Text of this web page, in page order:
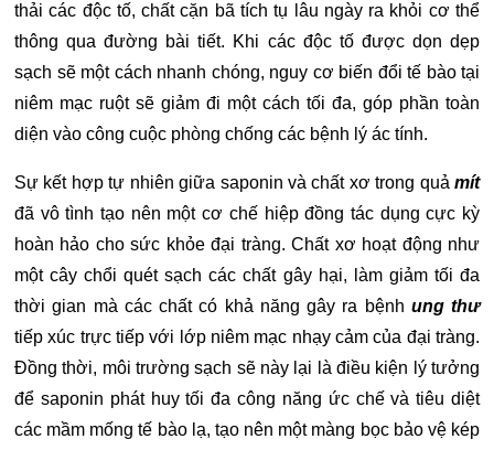
thải các độc tố, chất cặn bã tích tụ lâu ngày ra khỏi cơ thể
thông qua đường bài tiết. Khi các độc tố được dọn dẹp
sạch sẽ một cách nhanh chóng, nguy cơ biến đổi tế bào tại
niêm mạc ruột sẽ giảm đi một cách tối đa, góp phần toàn
diện vào công cuộc phòng chống các bệnh lý ác tính.
Sự kết hợp tự nhiên giữa saponin và chất xơ trong quả mít
đã vô tình tạo nên một cơ chế hiệp đồng tác dụng cực kỳ
hoàn hảo cho sức khỏe đại tràng. Chất xơ hoạt động như
một cây chổi quét sạch các chất gây hại, làm giảm tối đa
thời gian mà các chất có khả năng gây ra bệnh ung thư
tiếp xúc trực tiếp với lớp niêm mạc nhạy cảm của đại tràng.
Đồng thời, môi trường sạch sẽ này lại là điều kiện lý tưởng
để saponin phát huy tối đa công năng ức chế và tiêu diệt
các mầm mống tế bào lạ, tạo nên một màng bọc bảo vệ kép